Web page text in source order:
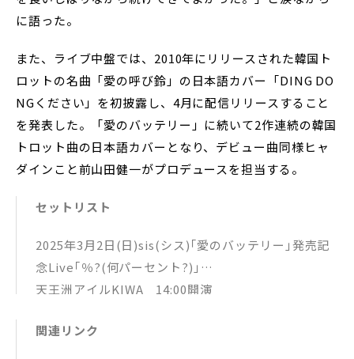
に語った。
また、ライブ中盤では、2010年にリリースされた韓国ト
ロットの名曲「愛の呼び鈴」の日本語カバー「DING DO
NGください」を初披露し、4月に配信リリースすること
を発表した。「愛のバッテリー」に続いて2作連続の韓国
トロット曲の日本語カバーとなり、デビュー曲同様ヒャ
ダインこと前山田健一がプロデュースを担当する。
セットリスト
2025年3月2日(日)sis(シス)｢愛のバッテリー｣発売記
念Live｢％?(何パーセント?)｣
天王洲アイルKIWA 14:00開演
M-2 愛のバッテリー(日本語バージョン)
関連リンク